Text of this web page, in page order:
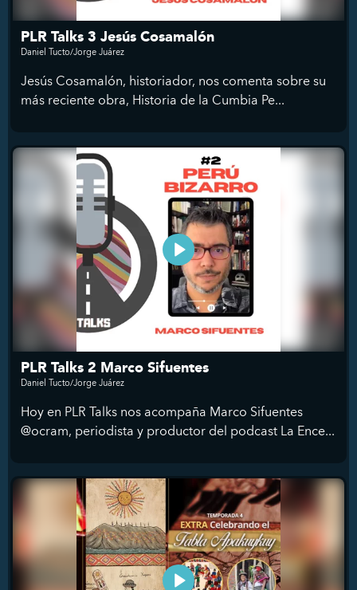
PLR Talks 3 Jesús Cosamalón
Daniel Tucto/Jorge Juárez
Jesús Cosamalón, historiador, nos comenta sobre su
más reciente obra, Historia de la Cumbia Pe...
PLR Talks 2 Marco Sifuentes
Daniel Tucto/Jorge Juárez
Hoy en PLR Talks nos acompaña Marco Sifuentes
@ocram, periodista y productor del podcast La Ence...